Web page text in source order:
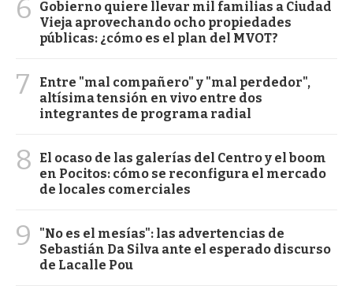
6
Gobierno quiere llevar mil familias a Ciudad
Vieja aprovechando ocho propiedades
públicas: ¿cómo es el plan del MVOT?
7
Entre "mal compañero" y "mal perdedor",
altísima tensión en vivo entre dos
integrantes de programa radial
8
El ocaso de las galerías del Centro y el boom
en Pocitos: cómo se reconfigura el mercado
de locales comerciales
9
"No es el mesías": las advertencias de
Sebastián Da Silva ante el esperado discurso
de Lacalle Pou